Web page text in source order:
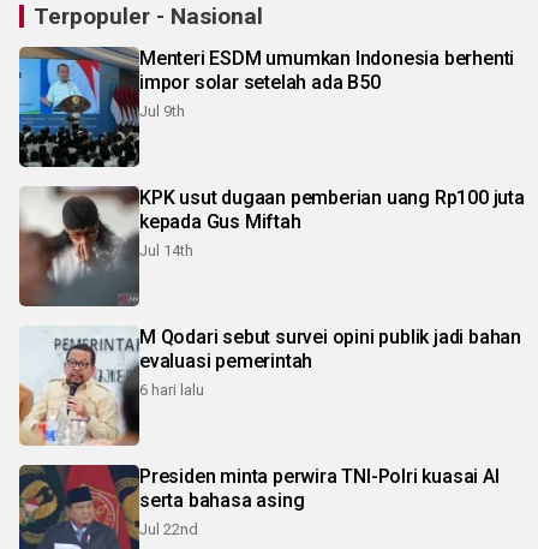
Terpopuler - Nasional
Menteri ESDM umumkan Indonesia berhenti
impor solar setelah ada B50
Jul 9th
KPK usut dugaan pemberian uang Rp100 juta
kepada Gus Miftah
Jul 14th
M Qodari sebut survei opini publik jadi bahan
evaluasi pemerintah
6 hari lalu
Presiden minta perwira TNI-Polri kuasai AI
serta bahasa asing
Jul 22nd